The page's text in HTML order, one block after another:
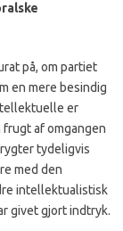
på, om partiet
en mere besindig
er
af omgan­gen
tydeligvis
med den
intellektualistisk
givet gjort ind­tryk.